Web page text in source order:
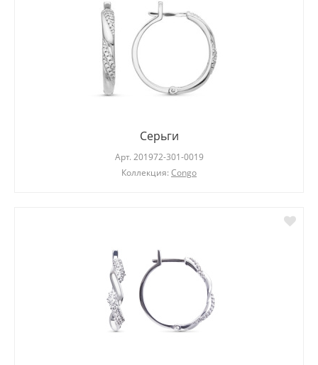
Серьги
Арт. 201972-301-0019
Коллекция: Congo